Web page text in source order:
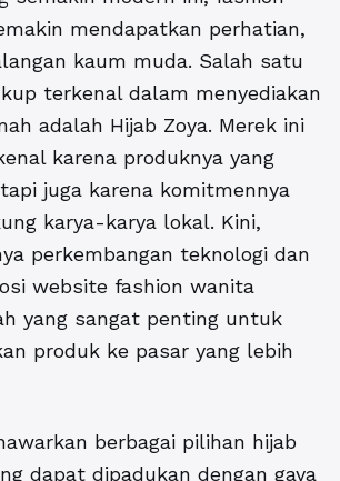
mendapatkan perhatian,
kaum muda. Salah satu
terkenal dalam menyediakan
adalah Hijab Zoya. Merek ini
karena produknya yang
juga karena komitmennya
karya-karya lokal. Kini,
perkembangan teknologi dan
website fashion wanita
yang sangat penting untuk
produk ke pasar yang lebih
berbagai pilihan hijab
dapat dipadukan dengan gaya